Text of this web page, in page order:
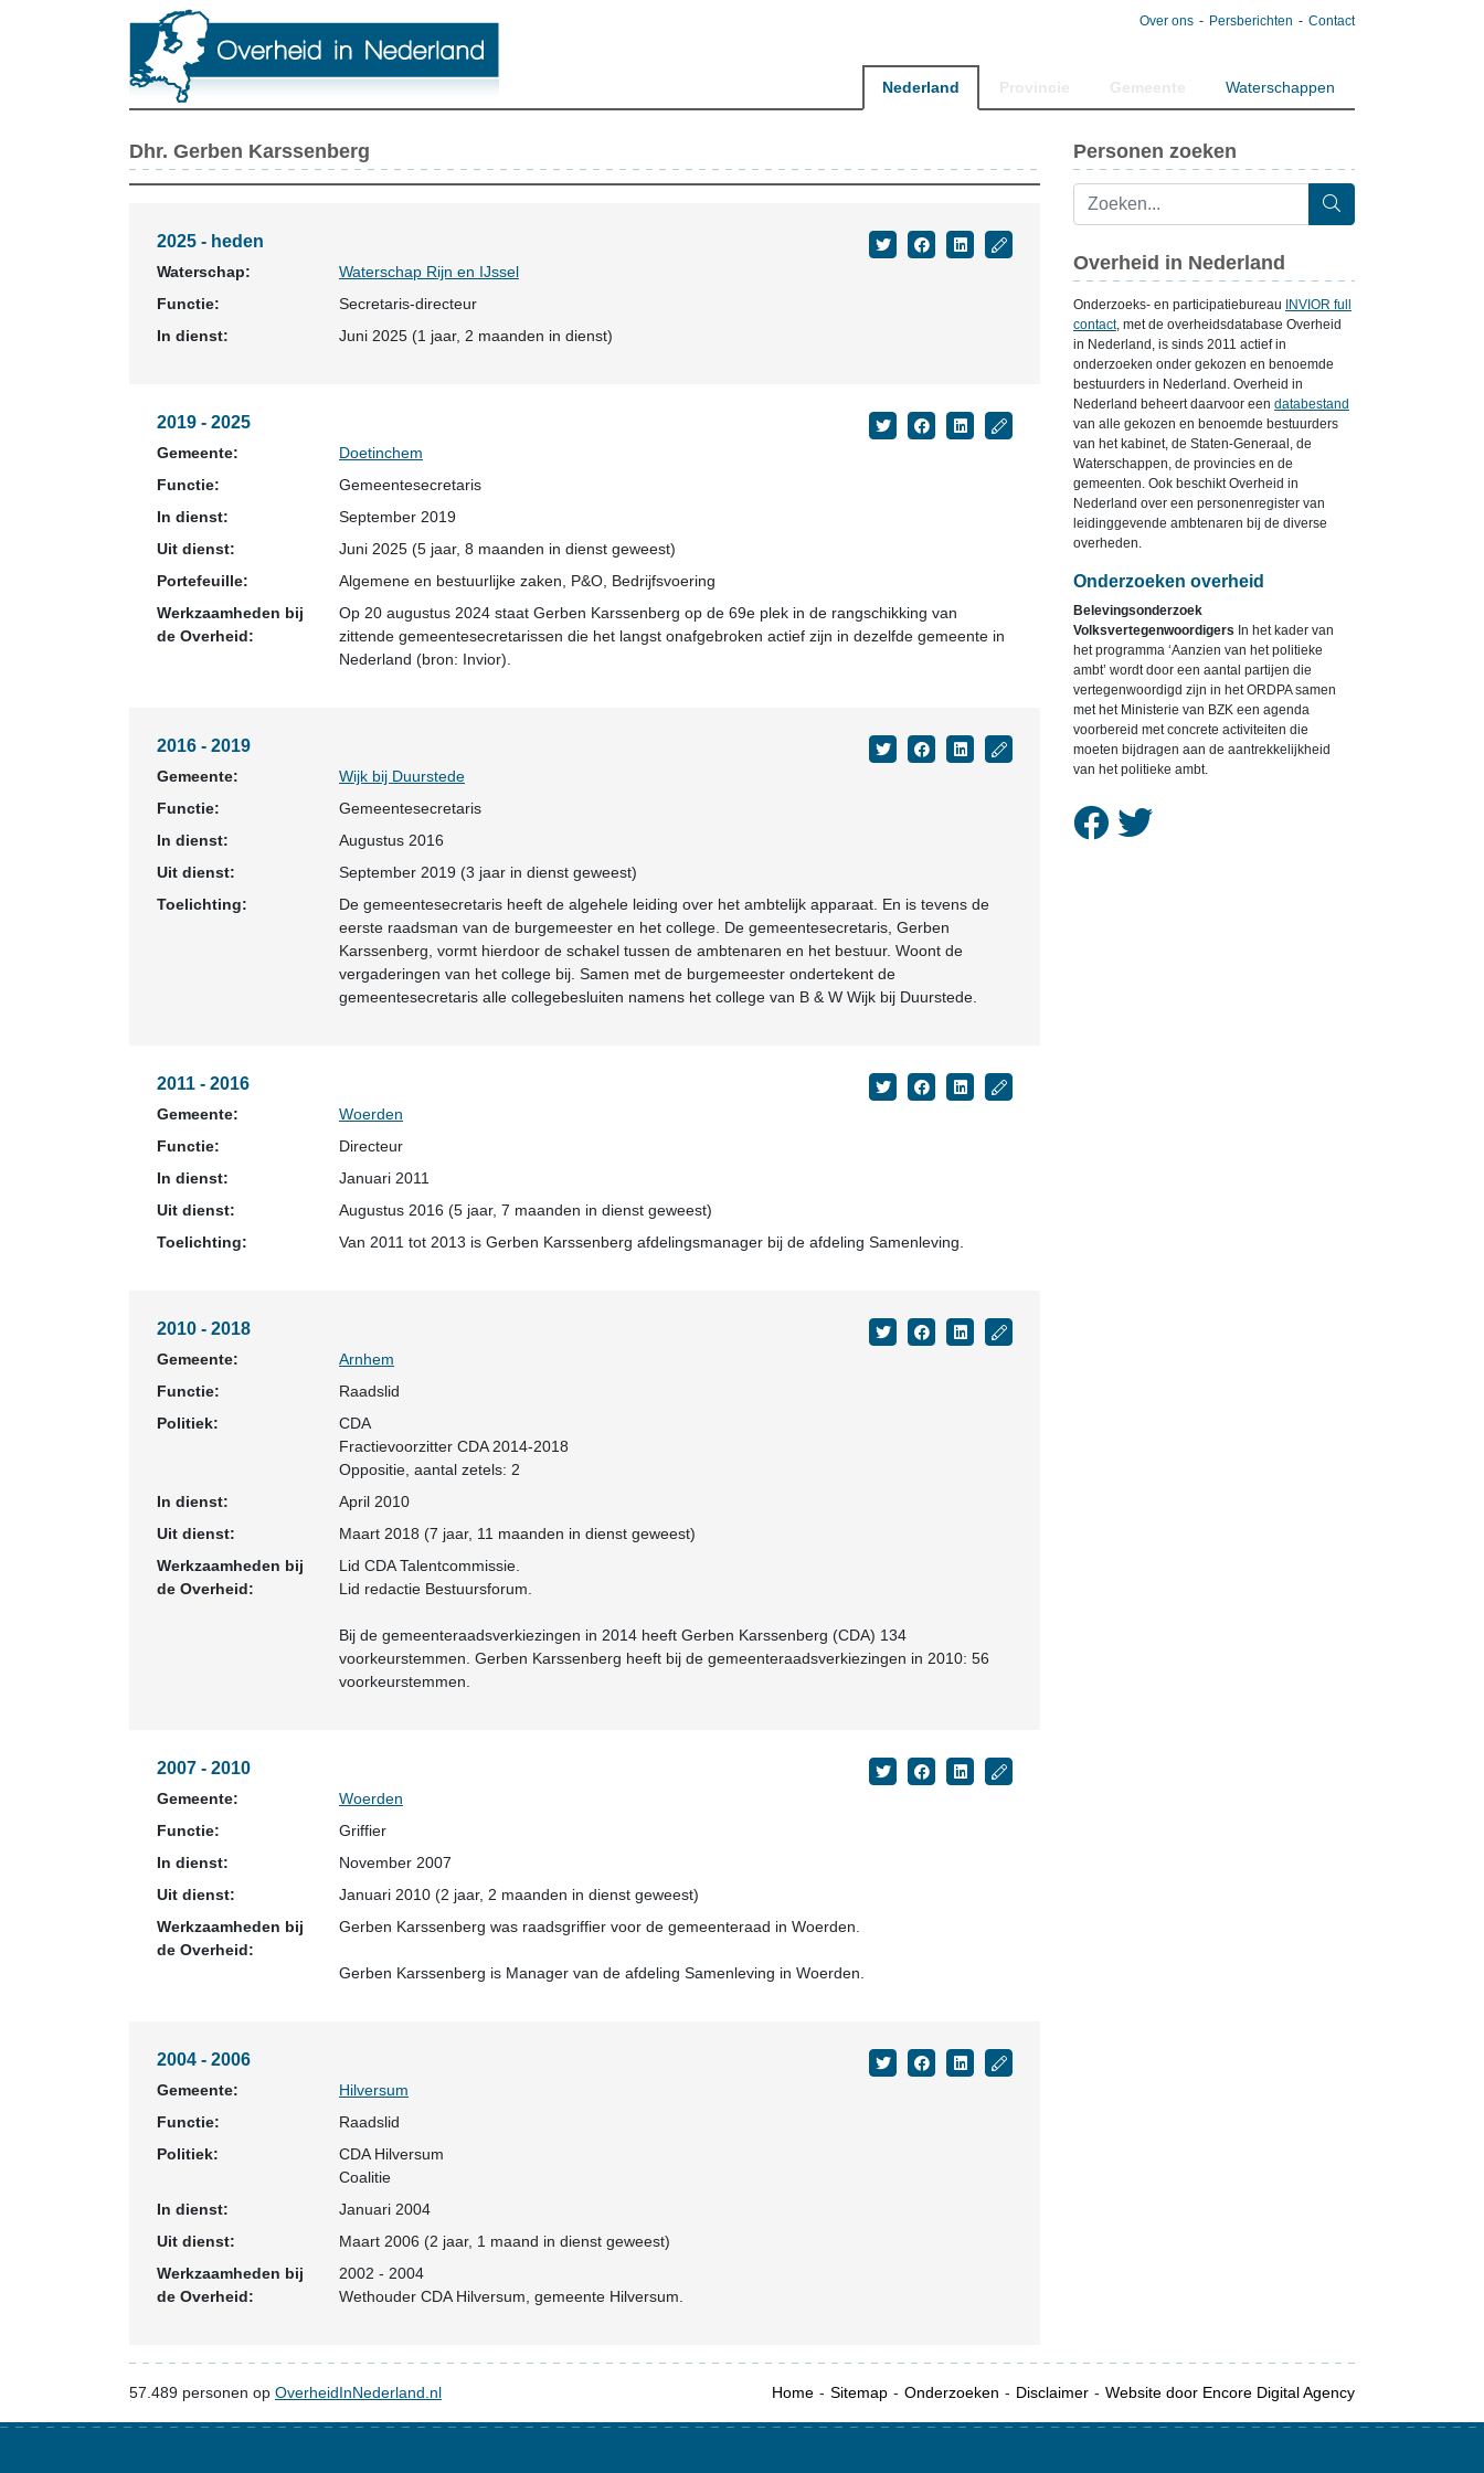
Over ons Persberichten Contact
Nederland Waterschappen
Dhr. Gerben Karssenberg
2025 - heden
Waterschap:
Waterschap Rijn en IJssel
Functie:
Secretaris-directeur
In dienst:
Juni 2025 (1 jaar, 2 maanden in dienst)
2019 - 2025
Gemeente:
Doetinchem
Functie:
Gemeentesecretaris
In dienst:
September 2019
Uit dienst:
Juni 2025 (5 jaar, 8 maanden in dienst geweest)
Portefeuille:
Algemene en bestuurlijke zaken, P&O, Bedrijfsvoering
Werkzaamheden bij
de Overheid:
Op 20 augustus 2024 staat Gerben Karssenberg op de 69e plek in de rangschikking van
zittende gemeentesecretarissen die het langst onafgebroken actief zijn in dezelfde gemeente in
Nederland (bron: Invior).
2016 - 2019
Gemeente:
Wijk bij Duurstede
Functie:
Gemeentesecretaris
In dienst:
Augustus 2016
Uit dienst:
September 2019 (3 jaar in dienst geweest)
Toelichting:
De gemeentesecretaris heeft de algehele leiding over het ambtelijk apparaat. En is tevens de
eerste raadsman van de burgemeester en het college. De gemeentesecretaris, Gerben
Karssenberg, vormt hierdoor de schakel tussen de ambtenaren en het bestuur. Woont de
vergaderingen van het college bij. Samen met de burgemeester ondertekent de
gemeentesecretaris alle collegebesluiten namens het college van B & W Wijk bij Duurstede.
2011 - 2016
Gemeente:
Woerden
Functie:
Directeur
In dienst:
Januari 2011
Uit dienst:
Augustus 2016 (5 jaar, 7 maanden in dienst geweest)
Toelichting:
Van 2011 tot 2013 is Gerben Karssenberg afdelingsmanager bij de afdeling Samenleving.
2010 - 2018
Gemeente:
Arnhem
Functie:
Raadslid
Politiek:
CDA
Fractievoorzitter CDA 2014-2018
Oppositie , aantal zetels: 2
In dienst:
April 2010
Uit dienst:
Maart 2018 (7 jaar, 11 maanden in dienst geweest)
Werkzaamheden bij
de Overheid:
Lid CDA Talentcommissie.
Lid redactie Bestuursforum.
Bij de gemeenteraadsverkiezingen in 2014 heeft Gerben Karssenberg (CDA) 134
voorkeurstemmen. Gerben Karssenberg heeft bij de gemeenteraadsverkiezingen in 2010: 56
voorkeurstemmen.
2007 - 2010
Gemeente:
Woerden
Functie:
Griffier
In dienst:
November 2007
Uit dienst:
Januari 2010 (2 jaar, 2 maanden in dienst geweest)
Werkzaamheden bij
de Overheid:
Gerben Karssenberg was raadsgriffier voor de gemeenteraad in Woerden.
Gerben Karssenberg is Manager van de afdeling Samenleving in Woerden.
2004 - 2006
Gemeente:
Hilversum
Functie:
Raadslid
Politiek:
CDA Hilversum
Coalitie
In dienst:
Januari 2004
Uit dienst:
Maart 2006 (2 jaar, 1 maand in dienst geweest)
Werkzaamheden bij
de Overheid:
2002 - 2004
Wethouder CDA Hilversum, gemeente Hilversum.
Personen zoeken
Overheid in Nederland
Onderzoeks- en participatiebureau
INVIOR full
contact, met de overheidsdatabase Overheid
in Nederland, is sinds 2011 actief in
onderzoeken onder gekozen en benoemde
bestuurders in Nederland. Overheid in
Nederland beheert daarvoor een databestand
van alle gekozen en benoemde bestuurders
van het kabinet, de Staten-Generaal, de
Waterschappen, de provincies en de
gemeenten. Ook beschikt Overheid in
Nederland over een personenregister van
leidinggevende ambtenaren bij de diverse
overheden.
Onderzoeken overheid
Belevingsonderzoek
Volksvertegenwoordigers In het kader van
het programma ‘Aanzien van het politieke
ambt’ wordt door een aantal partijen die
vertegenwoordigd zijn in het ORDPA samen
met het Ministerie van BZK een agenda
voorbereid met concrete activiteiten die
moeten bijdragen aan de aantrekkelijkheid
van het politieke ambt.
57.489 personen op OverheidInNederland.nl Home Sitemap Onderzoeken Disclaimer Website door Encore Digital Agency